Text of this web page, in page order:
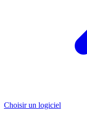
Choisir un logiciel